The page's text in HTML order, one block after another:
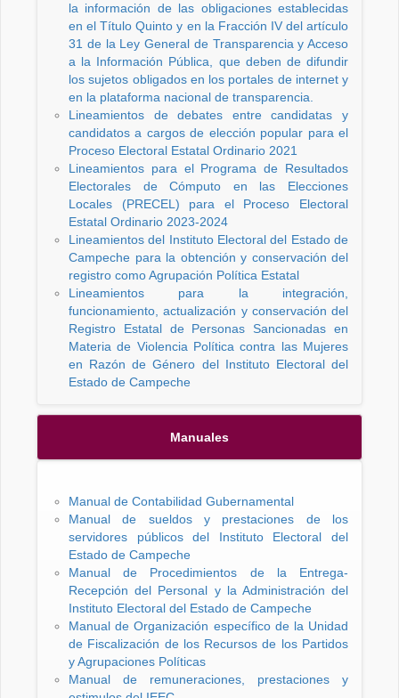
la información de las obligaciones establecidas
en el Título Quinto y en la Fracción IV del artículo
31 de la Ley General de Transparencia y Acceso
a la Información Pública, que deben de difundir
los sujetos obligados en los portales de internet y
en la plataforma nacional de transparencia.
Lineamientos de debates entre candidatas y
candidatos a cargos de elección popular para el
Proceso Electoral Estatal Ordinario 2021
Lineamientos para el Programa de Resultados
Electorales de Cómputo en las Elecciones
Locales (PRECEL) para el Proceso Electoral
Estatal Ordinario 2023-2024
Lineamientos del Instituto Electoral del Estado de
Campeche para la obtención y conservación del
registro como Agrupación Política Estatal
Lineamientos para la integración,
funcionamiento, actualización y conservación del
Registro Estatal de Personas Sancionadas en
Materia de Violencia Política contra las Mujeres
en Razón de Género del Instituto Electoral del
Estado de Campeche
Manuales
Manual de Contabilidad Gubernamental
Manual de sueldos y prestaciones de los
servidores públicos del Instituto Electoral del
Estado de Campeche
Manual de Procedimientos de la Entrega-
Recepción del Personal y la Administración del
Instituto Electoral del Estado de Campeche
Manual de Organización específico de la Unidad
de Fiscalización de los Recursos de los Partidos
y Agrupaciones Políticas
Manual de remuneraciones, prestaciones y